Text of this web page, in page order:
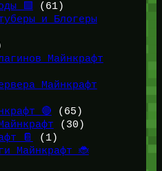
🟩
(61)
и Блогеры
Майнкрафт
Майнкрафт
🔴 (65)
(30)
📔
(1)
Майнкрафт 🐞